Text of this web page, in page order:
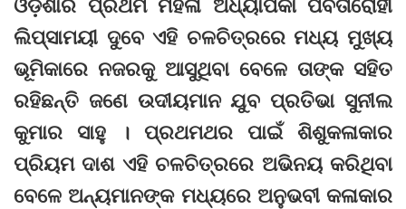
ଲିପ୍ସାମୟୀ ଦୁବେ ଏହି ଚଳଚିତ୍ରରେ ମଧ୍ୟ ମୁଖ୍ୟ
ଭୂମିକାରେ ନଜରକୁ ଆସୁଥିବା ବେଳେ ତାଙ୍କ ସହିତ
ରହିଛନ୍ତି ଜଣେ ଉଦୀୟମାନ ଯୁବ ପ୍ରତିଭା ସୁନୀଲ
କୁମାର ସାହୁ । ପ୍ରଥମଥର ପାଇଁ ଶିଶୁକଳାକାର
ପ୍ରିୟମ ଦାଶ ଏହି ଚଳଚିତ୍ରରେ ଅଭିନୟ କରିଥିବା
ବେଳେ ଅନ୍ୟମାନଙ୍କ ମଧ୍ୟରେ ଅନୁଭବୀ କଳାକାର